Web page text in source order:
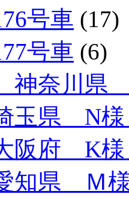
号車 (17)
号車 (6)
神奈川県
玉県 N
阪府 K
知県 Ｍ